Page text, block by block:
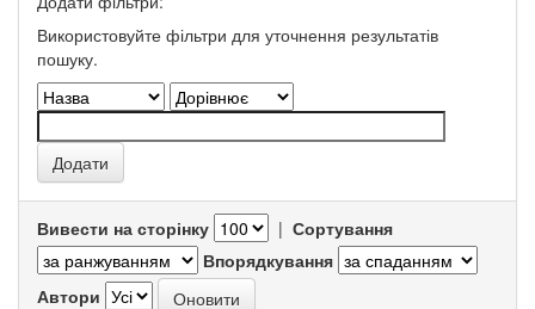
Використовуйте фільтри для уточнення результатів
пошуку.
Вивести на сторінку | Сортування
Впорядкування
Автори